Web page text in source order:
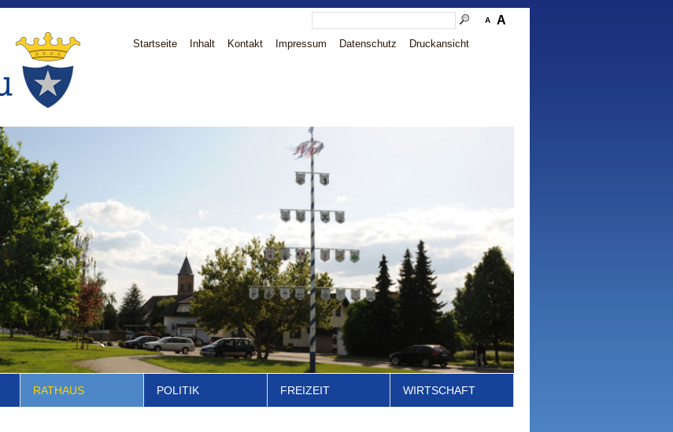
A A
Startseite Inhalt Kontakt Impressum Datenschutz Druckansicht
RATHAUS POLITIK FREIZEIT WIRTSCHAFT